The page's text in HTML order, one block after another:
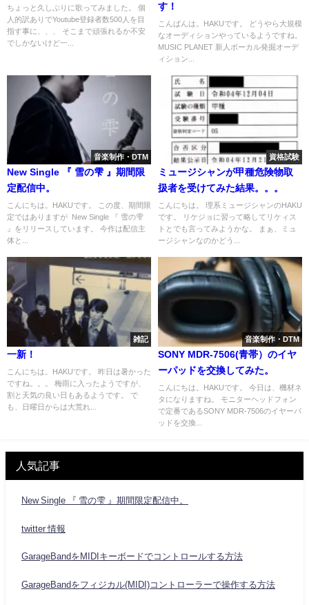
ちょっと久しぶりに歌ってみました。 個
人的訳ありでYoutube登録者数500人を目
指す事に、、、 そこまで頑張れるか不安
でしかないけど一...
す！
こんばんは。HAKUです。 どうやら大規模
なオーディションやっているようですね。
MUSIC PLANET 新人ボーカル発掘オーデ
ィション...
音楽制作・DTM
New Single 『 雪の雫 』期間限
定配信中。
こんにちは。HAKUです。 この度、期間限
定ではありますが New Single 『 雪の雫
』をリリースしています。 今作は配信主
体と...
資格試験
ミュージシャンが甲種危険物取
扱者を受けてみた結果。。。
こんにちは。 理系ミュージシャンのHAKU
です。 リケジョに習って略してリケィス
トとでも言ってみようかな。 まぁ、ミュ
ージシャンなのかどう...
雑記
一新！
こんにちは。HAKUです。 昨日は暑かった
ですね。。。 梅雨に入ったようですが、
割と天気の良い日もあるようです。 で
も、日曜日からは大荒れ...
音楽制作・DTM
SONY MDR-7506(青帯）のイヤ
ーパッドを交換してみた。
こんにちは。HAKUです。 今日は、機材ネ
タになりますね。 モニターヘッドフォン
で定番であるSONY MDR-7506のイヤーパ
ッドを交換...
人気記事
New Single 『 雪の雫 』期間限定配信中。
twitter 情報
GarageBandをMIDIキーボードでコントロールする方法
GarageBandをフィジカル(MIDI)コントローラーで操作する方法